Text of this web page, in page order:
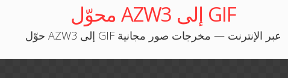
محوّل AZW3 إلى GIF
حوّل AZW3 إلى GIF عبر الإنترنت — مخرجات صور مجانية